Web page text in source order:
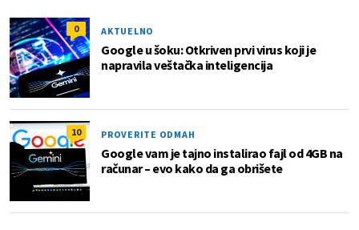
0 AKTUELNO
Google u šoku: Otkriven prvi virus koji je
napravila veštačka inteligencija
10 PROVERITE ODMAH
Google vam je tajno instalirao fajl od 4GB na
računar – evo kako da ga obrišete